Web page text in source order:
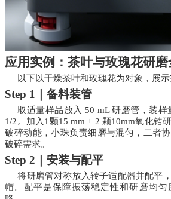
应用实例：茶叶与玫瑰花研
以下以干燥茶叶和玫瑰花为对象，展示
Step 1｜备料装管
取适量样品放入 50 mL 研磨管，装样
1/2。加入1颗15 mm + 2 颗10mm氧化
破碎动能，小珠负责细磨与混匀，二者
破碎需求。
Step 2｜安装与配平
将研磨管对称放入转子适配器并配平
帽。配平是保障振荡稳定性和研磨均